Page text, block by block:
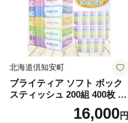
北海道倶知安町
ブライティア ソフト ボック
スティッシュ 200組 400枚 60
箱 日本製 まとめ買い ティッ
シュ リサイクル 長持 防災 常
16,000円